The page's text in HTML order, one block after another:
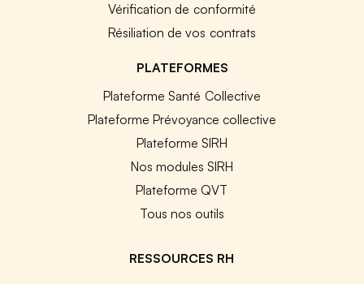
Vérification de conformité
Résiliation de vos contrats
PLATEFORMES
Plateforme Santé Collective
Plateforme Prévoyance collective
Plateforme SIRH
Nos modules SIRH
Plateforme QVT
Tous nos outils
RESSOURCES RH